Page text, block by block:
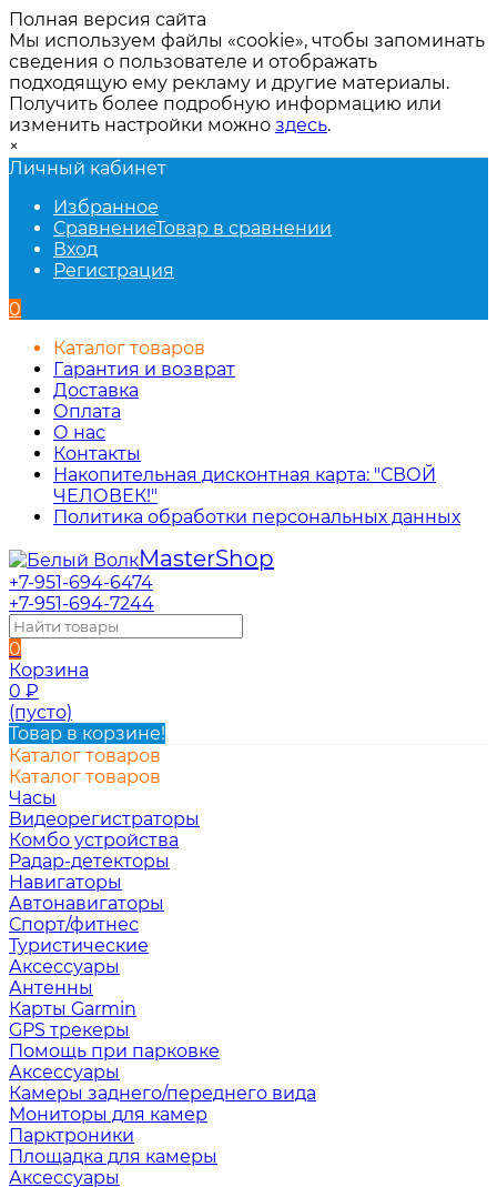
Полная версия сайта
Мы используем файлы «cookie», чтобы запоминать
сведения о пользователе и отображать
подходящую ему рекламу и другие материалы.
Получить более подробную информацию или
изменить настройки можно здесь.
×
Личный кабинет
Избранное
СравнениеТовар в сравнении
Вход
Регистрация
0
Каталог товаров
Гарантия и возврат
Доставка
Оплата
О нас
Контакты
Накопительная дисконтная карта: "СВОЙ
ЧЕЛОВЕК!"
Политика обработки персональных данных
MasterShop
+7-951-694-6474
+7-951-694-7244
0
Корзина
0 ₽
(пусто)
Товар в корзине!
Каталог товаров
Каталог товаров
Часы
Видеорегистраторы
Комбо устройства
Радар-детекторы
Навигаторы
Автонавигаторы
Спорт/фитнес
Туристические
Аксессуары
Антенны
Карты Garmin
GPS трекеры
Помощь при парковке
Аксессуары
Камеры заднего/переднего вида
Мониторы для камер
Парктроники
Площадка для камеры
Аксессуары